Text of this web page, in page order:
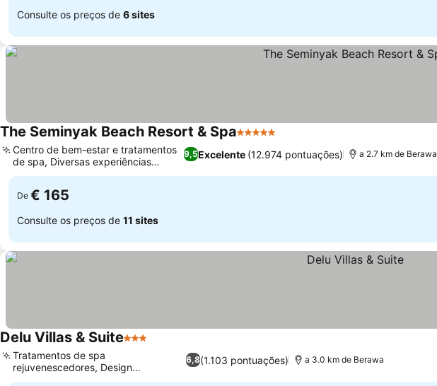
Consulte os preços de 6 sites
The Seminyak Beach Resort & Spa5 Estrelas
9,5Excelente (12.974 pontuações)
Centro de bem-estar e tratamentos
de spa, Diversas experiências
culinárias
a 2.7 km de Berawa
De € 165
Consulte os preços de 11 sites
Delu Villas & Suite3 Estrelas
6,8(1.103 pontuações)
Tratamentos de spa
rejuvenescedores, Design
arquitetônico único
a 3.0 km de Berawa